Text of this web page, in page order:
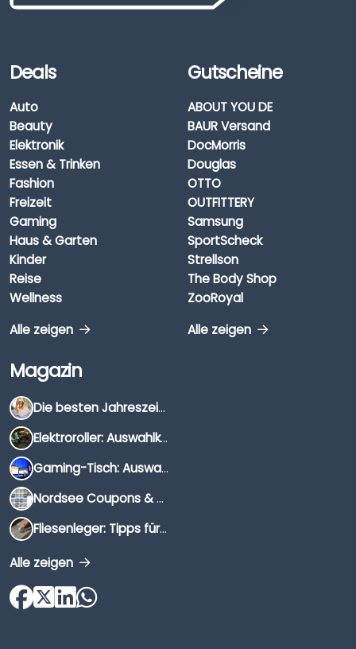
Deals
Auto
Beauty
Elektronik
Essen & Trinken
Fashion
Freizeit
Gaming
Haus & Garten
Kinder
Reise
Wellness
Alle zeigen
Gutscheine
ABOUT YOU DE
BAUR Versand
DocMorris
Douglas
OTTO
OUTFITTERY
Samsung
SportScheck
Strellson
The Body Shop
ZooRoyal
Alle zeigen
Magazin
Die besten Jahreszeiten für Schnäppchenjäger
Elektroroller: Auswahlkriterien, Unterschiede & Tipps
Gaming-Tisch: Auswahlkriterien, Unterschiede & Tipps
Nordsee Coupons & Gutscheine 2026
Fliesenleger: Tipps für die Auswahl
Alle zeigen